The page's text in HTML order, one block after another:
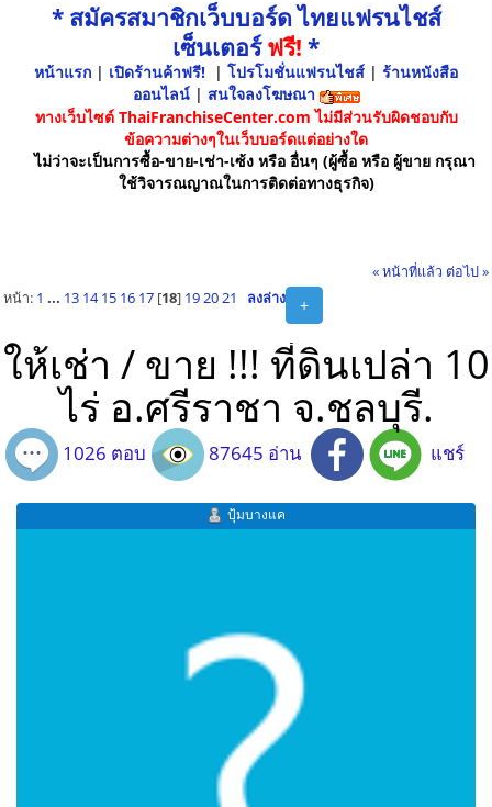
* สมัครสมาชิกเว็บบอร์ด ไทยแฟรนไชส์
เซ็นเตอร์ฟรี! *
หน้าแรก | เปิดร้านค้าฟรี! | โปรโมชั่นแฟรนไชส์ | ร้านหนังสือ
ออนไลน์ | สนใจลงโฆษณา
ทางเว็บไซต์ ThaiFranchiseCenter.com ไม่มีส่วนรับผิดชอบกับ
ข้อความต่างๆในเว็บบอร์ดแต่อย่างใด
ไม่ว่าจะเป็นการซื้อ-ขาย-เช่า-เซ้ง หรือ อื่นๆ (ผู้ซื้อ หรือ ผู้ขาย กรุณา
ใช้วิจารณญาณในการติดต่อทางธุรกิจ)
« หน้าที่แล้ว ต่อไป »
+
หน้า: 1 ... 13 14 15 16 17[18] 19 20 21 ลงล่าง
ให้เช่า / ขาย !!! ที่ดินเปล่า 10
ไร่ อ.ศรีราชา จ.ชลบุรี.
1026 ตอบ 87645 อ่าน แชร์
ปุ้มบางแค